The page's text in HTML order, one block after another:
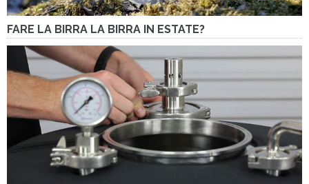
FARE LA BIRRA LA BIRRA IN ESTATE?